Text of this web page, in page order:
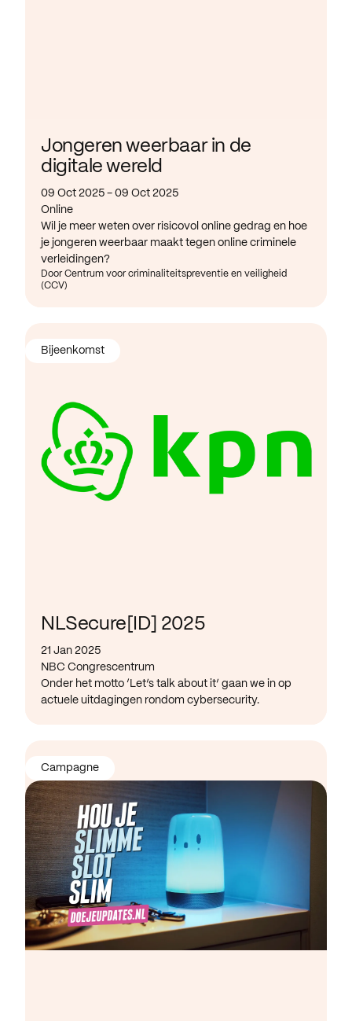
Jongeren weerbaar in de
digitale wereld
09 Oct 2025 - 09 Oct 2025
Online
Wil je meer weten over risicovol online gedrag en hoe
je jongeren weerbaar maakt tegen online criminele
verleidingen?
Door Centrum voor criminaliteitspreventie en veiligheid
(CCV)
NLSecure[ID] 2025
21 Jan 2025
NBC Congrescentrum
Onder het motto ‘Let’s talk about it’ gaan we in op
actuele uitdagingen rondom cybersecurity.
Bijeenkomst
Campagne